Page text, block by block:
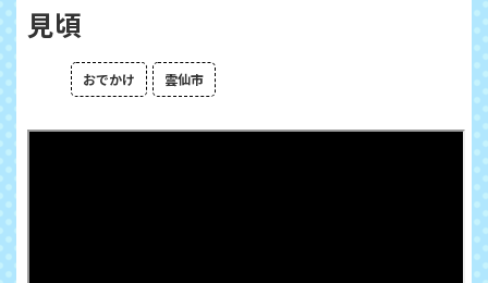
見頃
おでかけ 雲仙市